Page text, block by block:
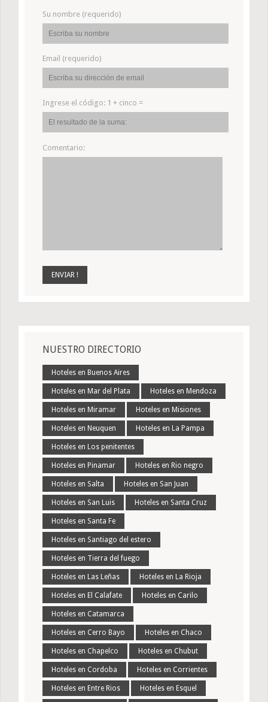
Su nombre (requerido)
Email (requerido)
Ingrese el código: 1 + cinco =
Comentario:
NUESTRO DIRECTORIO
Hoteles en Buenos Aires
Hoteles en Mar del Plata Hoteles en Mendoza
Hoteles en Miramar Hoteles en Misiones
Hoteles en Neuquen Hoteles en La Pampa
Hoteles en Los penitentes
Hoteles en Pinamar Hoteles en Rio negro
Hoteles en Salta Hoteles en San Juan
Hoteles en San Luis Hoteles en Santa Cruz
Hoteles en Santa Fe
Hoteles en Santiago del estero
Hoteles en Tierra del fuego
Hoteles en Las Leñas Hoteles en La Rioja
Hoteles en El Calafate Hoteles en Carilo
Hoteles en Catamarca
Hoteles en Cerro Bayo Hoteles en Chaco
Hoteles en Chapelco Hoteles en Chubut
Hoteles en Cordoba Hoteles en Corrientes
Hoteles en Entre Rios Hoteles en Esquel